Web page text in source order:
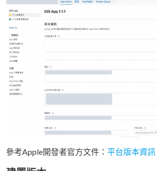
參考Apple開發者官方文件： 平台版本資訊